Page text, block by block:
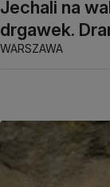
Jechali na
drgawek.
WARSZAWA